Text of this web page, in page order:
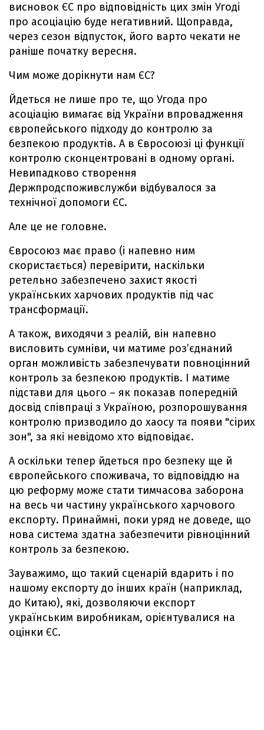
висновок ЄС про відповідність цих змін Угоді
про асоціацію буде негативний. Щоправда,
через сезон відпусток, його варто чекати не
раніше початку вересня.
Чим може дорікнути нам ЄС?
Йдеться не лише про те, що Угода про
асоціацію вимагає від України впровадження
європейського підходу до контролю за
безпекою продуктів. А в Євросоюзі ці функції
контролю сконцентровані в одному органі.
Невипадково створення
Держпродспоживслужби відбувалося за
технічної допомоги ЄС.
Але це не головне.
Євросоюз має право (і напевно ним
скористається) перевірити, наскільки
ретельно забезпечено захист якості
українських харчових продуктів під час
трансформації.
А також, виходячи з реалій, він напевно
висловить сумніви, чи матиме роз’єднаний
орган можливість забезпечувати повноцінний
контроль за безпекою продуктів. І матиме
підстави для цього – як показав попередній
досвід співпраці з Україною, розпорошування
контролю призводило до хаосу та появи "сірих
зон", за які невідомо хто відповідає.
А оскільки тепер йдеться про безпеку ще й
європейського споживача, то відповіддю на
цю реформу може стати тимчасова заборона
на весь чи частину українського харчового
експорту. Принаймні, поки уряд не доведе, що
нова система здатна забезпечити рівноцінний
контроль за безпекою.
Зауважимо, що такий сценарій вдарить і по
нашому експорту до інших країн (наприклад,
до Китаю), які, дозволяючи експорт
українським виробникам, орієнтувалися на
оцінки ЄС.